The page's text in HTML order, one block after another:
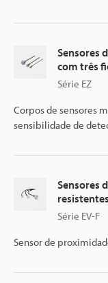
Sensores
com três
Série EZ
Corpos de sensores
sensibilidade de
Sensores
Série EV-F
Sensor de